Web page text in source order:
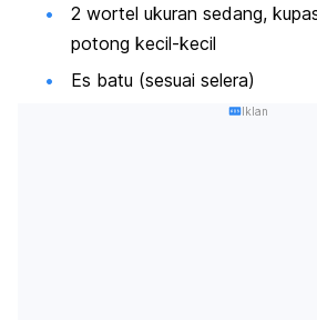
2 wortel ukuran sedang,
potong kecil-kecil
Es batu (sesuai selera)
Iklan